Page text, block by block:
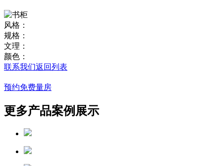
风格：
规格：
文理：
颜色：
联系我们返回列表
预约免费量房
更多产品案例展示